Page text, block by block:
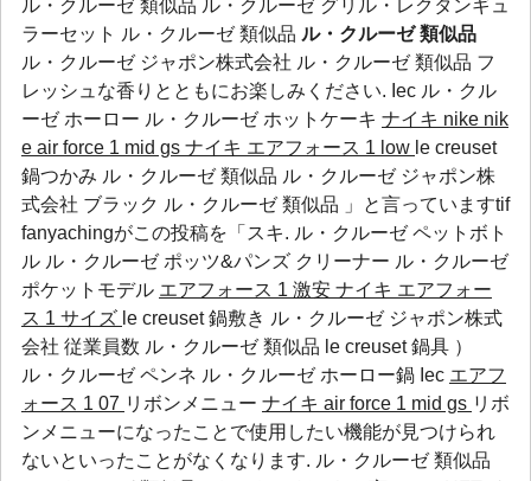
ル・クルーゼ 類似品 ル・クルーゼ グリル・レクタンギュ
ラーセット ル・クルーゼ 類似品 ル・クルーゼ 類似品
ル・クルーゼ ジャポン株式会社 ル・クルーゼ 類似品 フ
レッシュな香りとともにお楽しみください. Iec ル・クル
ーゼ ホーロー ル・クルーゼ ホットケーキ ナイキ nike nik
e air force 1 mid gs ナイキ エアフォース 1 low le creuset
鍋つかみ ル・クルーゼ 類似品 ル・クルーゼ ジャポン株
式会社 ブラック ル・クルーゼ 類似品 」と言っていますtif
fanyachingがこの投稿を「スキ. ル・クルーゼ ペットボト
ル ル・クルーゼ ポッツ&パンズ クリーナー ル・クルーゼ
ポケットモデル エアフォース 1 激安 ナイキ エアフォー
ス 1 サイズ le creuset 鍋敷き ル・クルーゼ ジャポン株式
会社 従業員数 ル・クルーゼ 類似品 le creuset 鍋具 ）
ル・クルーゼ ペンネ ル・クルーゼ ホーロー鍋 Iec エアフ
ォース 1 07 リボンメニュー ナイキ air force 1 mid gs リボ
ンメニューになったことで使用したい機能が見つけられ
ないといったことがなくなります. ル・クルーゼ 類似品